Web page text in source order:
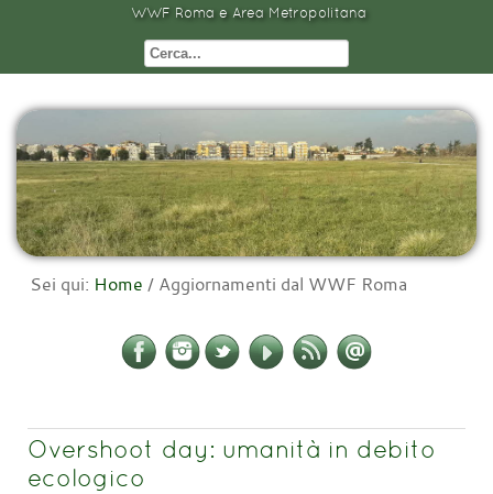
WWF Roma e Area Metropolitana
Sei qui: Home / Aggiornamenti dal WWF Roma
Overshoot day: umanità in debito
ecologico